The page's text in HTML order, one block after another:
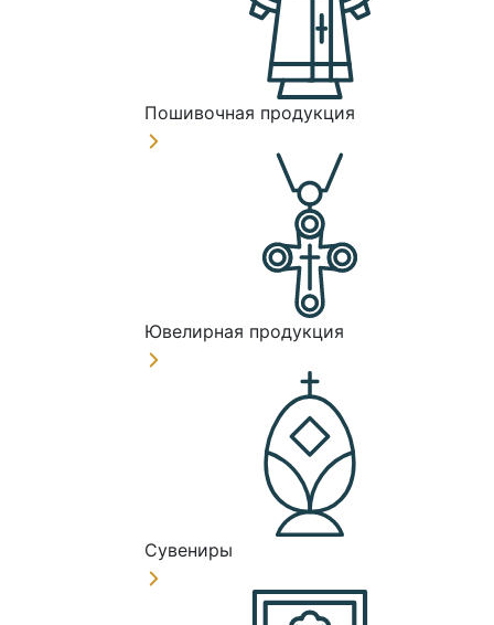
Пошивочная продукция
Ювелирная продукция
Сувениры